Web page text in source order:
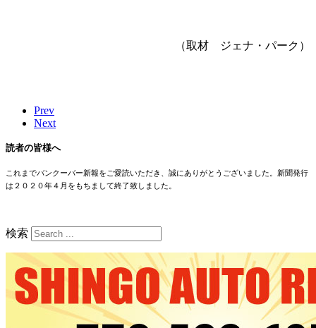
（取材 ジェナ・パーク）
Prev
Next
読者の皆様へ
これまでバンクーバー新報をご愛読いただき、誠にありがとうございました。新聞発行
は２０２０年４月をもちまして終了致しました。
検索